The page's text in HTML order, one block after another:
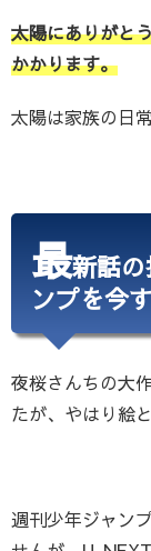
太陽にありがと
かかります。
太陽は家族の日
最新話
ンプを今
夜桜さんちの大
たが、やはり絵
週刊少年ジャン